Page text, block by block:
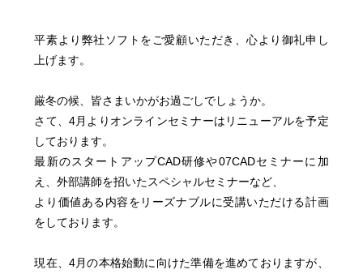
平素より弊社ソフトをご愛顧いただき、心より御礼申し
上げます。
厳冬の候、皆さまいかがお過ごしでしょうか。
さて、4月よりオンラインセミナーはリニューアルを予定
しております。
最新のスタートアップCAD研修や07CADセミナーに加
え、外部講師を招いたスペシャルセミナーなど、
より価値ある内容をリーズナブルに受講いただける計画
をしております。
現在、4月の本格始動に向けた準備を進めておりますが、